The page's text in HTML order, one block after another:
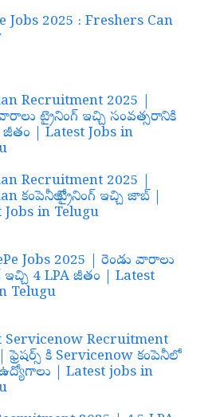
Jobs 2025 : Freshers Can
Recruitment 2025 |
ట్రైనింగ్ ఇచ్చి సంవత్సరానికి
జీతం | Latest Jobs in
Recruitment 2025 |
కంపెనీలో ట్రైనింగ్ ఇచ్చి జాబ్ |
Jobs in Telugu
Jobs 2025 | రెండు వారాలు
ఇచ్చి 4 LPA జీతం | Latest
Telugu
Servicenow Recruitment
ఫ్రెషర్స్ కి Servicenow కంపెనీలో
| Latest jobs in